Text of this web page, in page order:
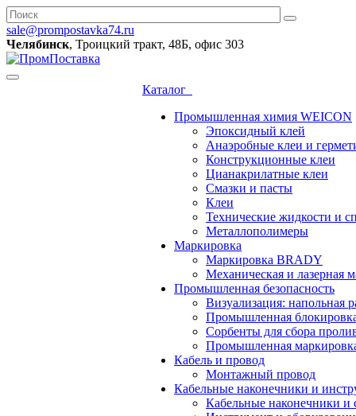
sale@prompostavka74.ru
Челябинск, Троицкий тракт, 48Б, офис 303
Каталог
Промышленная химия WEICON
Эпоксидный клей
Анаэробные клеи и
Конструкционные клеи
Цианакрилатные клеи
Смазки и пасты
Клеи
Технические жидкости и
Металлополимеры
Маркировка
Маркировка BRADY
Механическая и лазерная
Промышленная безопасность
Визуализация: напольная
Промышленная
Сорбенты для сбора
Промышленная
Кабель и провод
Монтажный провод
Кабельные наконечники и
Кабельные наконечники и